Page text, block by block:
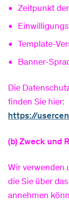
Zeitpunkt
Template-
Banner-
Die
finden Sie hier:
https://
(b) Zweck und
Wir verwenden
die Sie über
annehmen